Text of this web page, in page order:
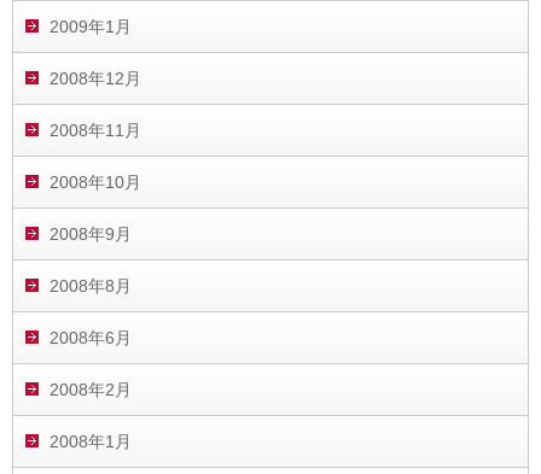
2009年1月
2008年12月
2008年11月
2008年10月
2008年9月
2008年8月
2008年6月
2008年2月
2008年1月